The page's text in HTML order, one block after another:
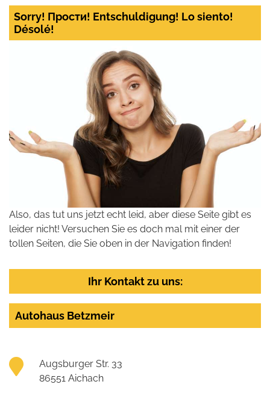
Sorry! Прости! Entschuldigung! Lo siento!
Désolé!
Also, das tut uns jetzt echt leid, aber diese Seite gibt es
leider nicht! Versuchen Sie es doch mal mit einer der
tollen Seiten, die Sie oben in der Navigation finden!
Ihr Kontakt zu uns:
Autohaus Betzmeir
Augsburger Str. 33
86551 Aichach